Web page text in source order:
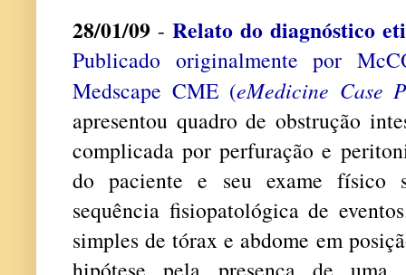
28/01/09 - Relato do diagnóstico
Publicado originalmente por
Medscape CME (eMedicine Case
apresentou quadro de obstrução
complicada por perfuração e
do paciente e seu exame físico
sequência fisiopatológica de
simples de tórax e abdome em